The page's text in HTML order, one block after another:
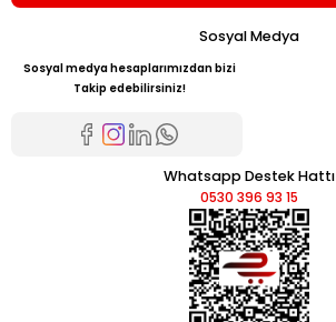
Sosyal Medya
Sosyal medya hesaplarımızdan bizi
Takip edebilirsiniz!
Whatsapp Destek Hattı
0530 396 93 15